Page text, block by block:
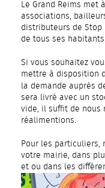
Le Grand Reims met
associations,
distributeurs de
de tous ses habitants.
Si vous souhaitez
mettre à disposition
la demande auprès
sera livré avec un
vide, il suffit de nous
réalimentions.
Pour les particuliers,
votre mairie, dans
et ou dans les